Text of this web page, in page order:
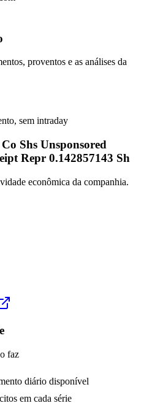
proventos e as análises da
sem intraday
Shs Unsponsored
Repr 0.142857143 Sh
econômica da companhia.
faz
diário disponível
em cada série